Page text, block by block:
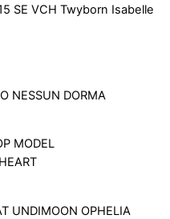
SE VCH Twyborn Isabelle
NESSUN DORMA
MODEL
UNDIMOON OPHELIA